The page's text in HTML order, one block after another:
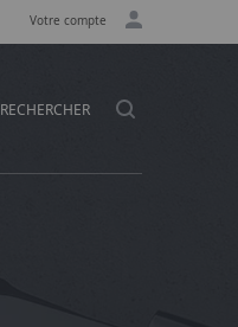
Votre compte
RECHERCHER